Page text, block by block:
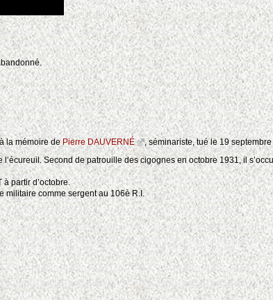
la mémoire de Pierre DAUVERNÉ
, séminariste, tué le 19
Second de patrouille des cigognes en octobre 1931, il
partir d’octobre.
militaire comme sergent au 106è R.I.